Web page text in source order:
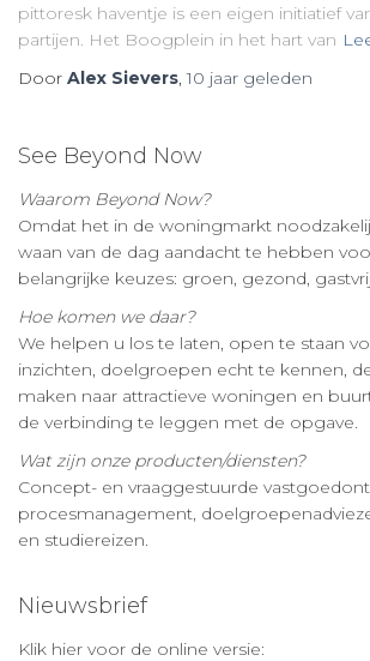
pittoresk haventje is een eigen initiatief
partijen. Het Boogplein in het hart van
Door Alex Sievers ,10 jaar geleden
See Beyond Now
Waarom Beyond Now?
Omdat het in de woningmarkt
waan van de dag aandacht te hebben
belangrijke keuzes: groen, gezond,
Hoe komen we daar?
We helpen u los te laten, open te staan
inzichten, doelgroepen echt te kennen,
maken naar attractieve woningen en
de verbinding te leggen met de opgave.
Wat zijn onze producten/diensten?
Concept- en vraaggestuurde
procesmanagement,
en studiereizen.
Nieuwsbrief
Klik hier voor de online versie: